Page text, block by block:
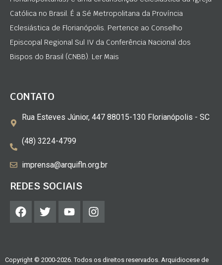
Católica no Brasil. É a Sé Metropolitana da Província
Eclesiástica de Florianópolis. Pertence ao Conselho
Episcopal Regional Sul IV da Conferência Nacional dos
Bispos do Brasil (CNBB). Ler Mais
CONTATO
Rua Esteves Júnior, 447 88015-130 Florianópolis - SC
(48) 3224-4799
imprensa@arquifln.org.br
REDES SOCIAIS
Copyright © 2000-2026. Todos os direitos reservados. Arquidiocese de